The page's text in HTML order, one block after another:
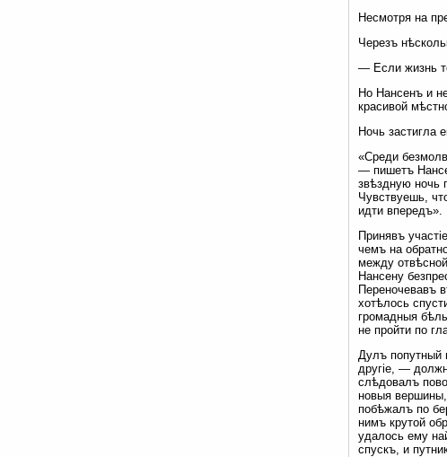
Несмотря на
Черезъ
— Если жизнь
Но Нансенъ и
красивой
Ночь застигла
«Среди
— пишетъ
звѣздную ночь
Чувствуешь,
идти впередъ».
Принявъ
чемъ на
между
Нансену
Переночевавъ
хотѣлось
громадныя
не пройти по
Дулъ попутный
другіе, —
слѣдовалъ
новыя
побѣжалъ по
нимъ крутой
удалось ему
спускъ, и